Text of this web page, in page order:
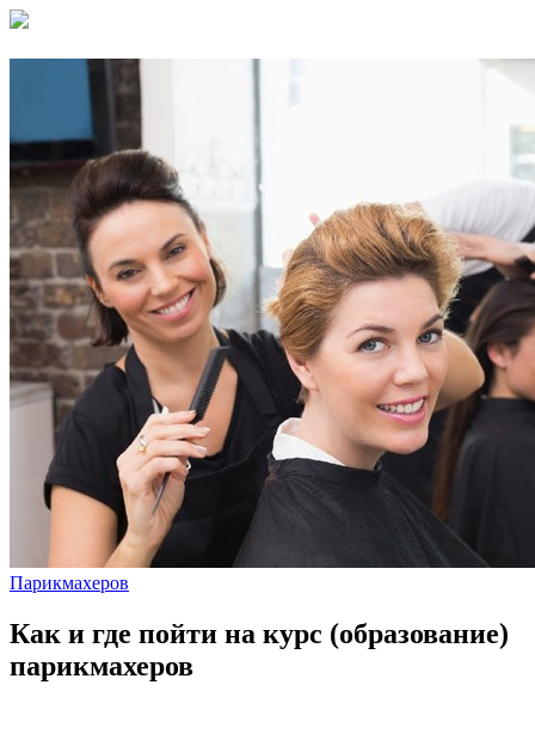
Парикмахеров
Как и где пойти на курс (образование)
парикмахеров